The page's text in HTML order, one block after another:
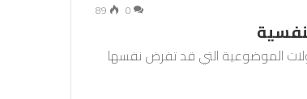
0
89
الموضوعية التي قد تفرض نفسها